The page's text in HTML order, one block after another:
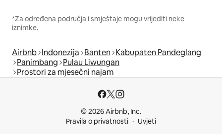
*Za određena područja i smještaje mogu vrijediti neke
iznimke.
Airbnb Indonezija Banten Kabupaten Pandeglang
Panimbang Pulau Liwungan
Prostori za mjesečni najam
© 2026 Airbnb, Inc.
Pravila o privatnosti
Uvjeti